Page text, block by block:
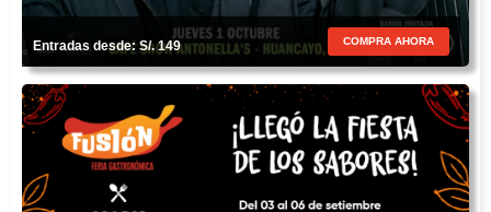
Entradas desde: S/. 149 COMPRA AHORA